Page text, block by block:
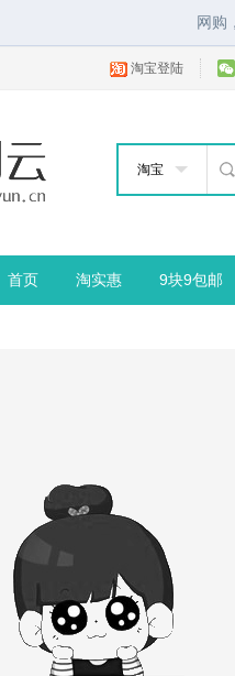
网购
淘宝登陆
淘宝
首页 淘实惠 9块9包邮